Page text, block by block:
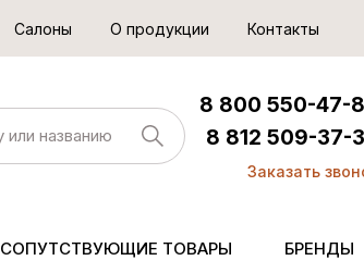
Салоны О продукции Контакты
8 800 550-47-
8 812 509-37-
Заказать
СОПУТСТВУЮЩИЕ ТОВАРЫ БРЕНДЫ